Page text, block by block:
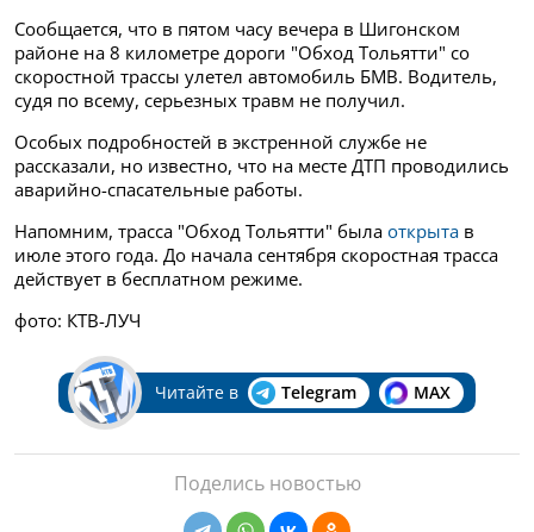
Сообщается, что в пятом часу вечера в Шигонском
районе на 8 километре дороги "Обход Тольятти" со
скоростной трассы улетел автомобиль БМВ. Водитель,
судя по всему, серьезных травм не получил.
Особых подробностей в экстренной службе не
рассказали, но известно, что на месте ДТП проводились
аварийно-спасательные работы.
Напомним, трасса "Обход Тольятти" была открыта в
июле этого года. До начала сентября скоростная трасса
действует в бесплатном режиме.
фото: КТВ-ЛУЧ
Читайте в Telegram MAX
Поделись новостью